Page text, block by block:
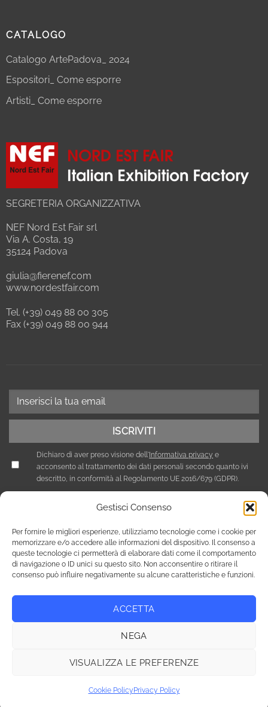
Gestisci Consenso
Per fornire le migliori esperienze, utilizziamo tecnologie come i cookie per
memorizzare e/o accedere alle informazioni del dispositivo. Il consenso a
queste tecnologie ci permetterà di elaborare dati come il comportamento
di navigazione o ID unici su questo sito. Non acconsentire o ritirare il
consenso può influire negativamente su alcune caratteristiche e funzioni.
ACCETTA
NEGA
VISUALIZZA LE PREFERENZE
Cookie Policy Privacy Policy
CATALOGO
Catalogo ArtePadova_ 2024
Espositori_ Come esporre
Artisti_ Come esporre
SEGRETERIA ORGANIZZATIVA
NEF Nord Est Fair srl
Via A. Costa, 19
35124 Padova
giulia@fierenef.com
www.nordestfair.com
Tel. (+39) 049 88 00 305
Fax (+39) 049 88 00 944
Dichiaro di aver preso visione dell'Informativa privacy e
acconsento al trattamento dei dati personali secondo quanto ivi
descritto, in conformità al Regolamento UE 2016/679 (GDPR).
Privacy Policy Cookie Policy (UE)
Copyright 2026 © Tutti i diritti riservati / NEF Nord Est Fair srl ,
fax +39 049 8800944 - email: giulia@fierenef.com / p.iva & c.f.